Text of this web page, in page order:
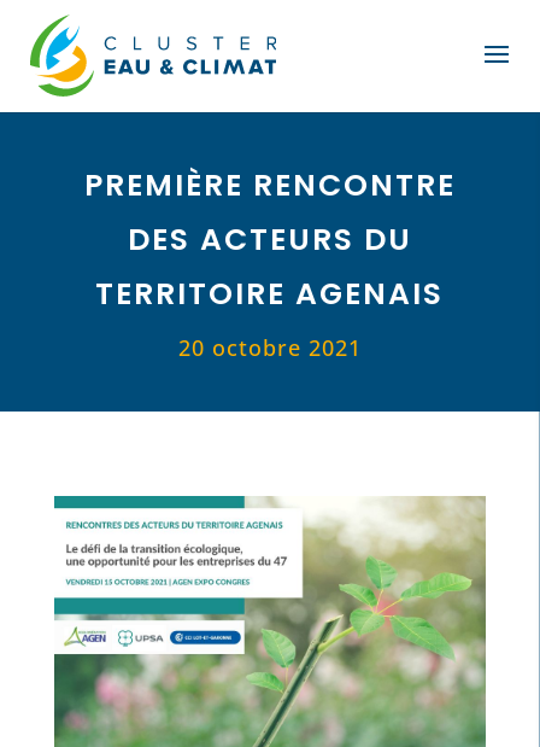
PREMIÈRE RENCONTRE
DES ACTEURS DU
TERRITOIRE AGENAIS
20 octobre 2021